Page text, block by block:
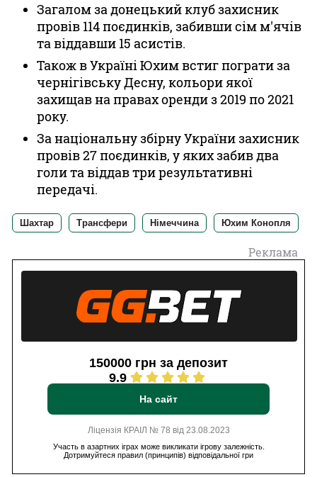
Загалом за донецький клуб захисник
провів 114 поєдинків, забивши сім м'ячів
та віддавши 15 асистів.
Також в Україні Юхим встиг пограти за
чернігівську Десну, кольори якої
захищав на правах оренди з 2019 по 2021
року.
За національну збірну України захисник
провів 27 поєдинків, у яких забив два
голи та віддав три результативні
передачі.
Шахтар Трансфери Німеччина Юхим Конопля
Реклама
150000 грн за депозит
9.9
На сайт
Ліцензія КРАІЛ № 78 від 23.08.2023
Участь в азартних іграх може викликати ігрову залежність.
Дотримуйтеся правил (принципів) відповідальної гри